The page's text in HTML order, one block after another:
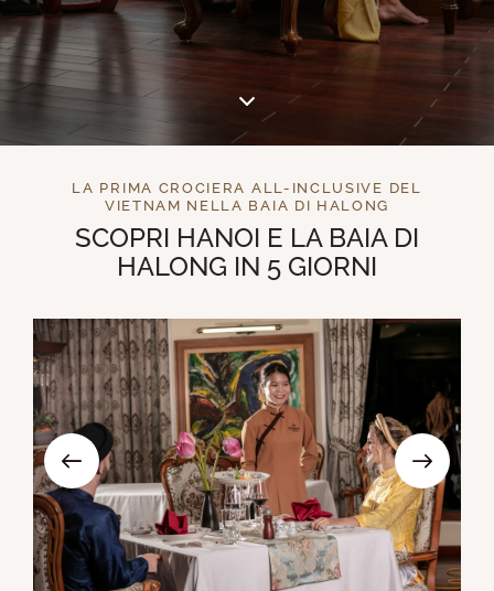
LA PRIMA CROCIERA ALL-INCLUSIVE DEL
VIETNAM NELLA BAIA DI HALONG
SCOPRI HANOI E LA BAIA DI
HALONG IN 5 GIORNI